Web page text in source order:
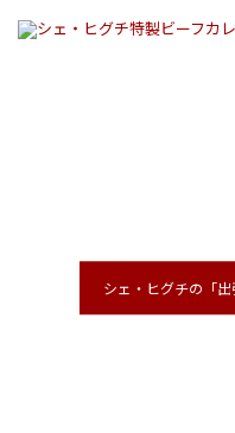
シェ・ヒグチの「出